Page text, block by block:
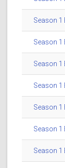
Season 1
Season 1
Season 1
Season 1
Season 1
Season 1
Season 1